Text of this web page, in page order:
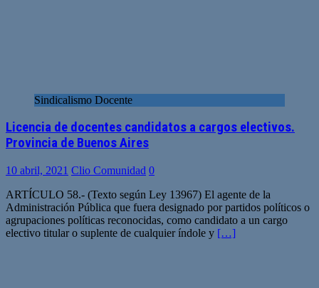
Sindicalismo Docente
Licencia de docentes candidatos a cargos electivos.
Provincia de Buenos Aires
10 abril, 2021 Clio Comunidad 0
ARTÍCULO 58.- (Texto según Ley 13967) El agente de la
Administración Pública que fuera designado por partidos políticos o
agrupaciones políticas reconocidas, como candidato a un cargo
electivo titular o suplente de cualquier índole y […]